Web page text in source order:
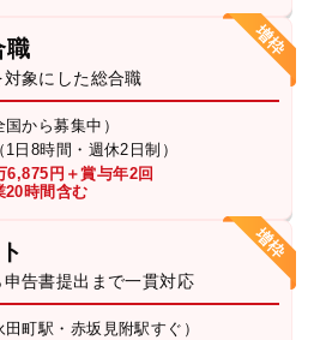
職
象にした総合職
から募集中）
日8時間・週休2日制）
6,875円＋賞与年2回
時間含む
告書提出まで一貫対応
町駅・赤坂見附駅すぐ）